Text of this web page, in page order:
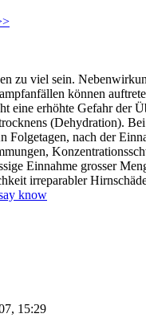
zu viel sein.
können
eine erhöhte Gefahr der
(Dehydration).
Folgetagen, nach der
Einnahme grosser
irreparabler
know
15:29